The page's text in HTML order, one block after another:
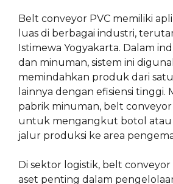
Belt conveyor PVC memiliki
luas di berbagai industri,
Istimewa Yogyakarta. Dalam
dan minuman, sistem ini
memindahkan produk dari
lainnya dengan efisiensi tinggi.
pabrik minuman, belt
untuk mengangkut botol atau
jalur produksi ke area
Di sektor logistik, belt conveyor
aset penting dalam